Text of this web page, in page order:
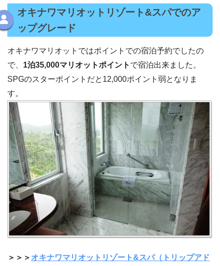
オキナワマリオットリゾート&スパでのア
ップグレード
オキナワマリオットではポイントでの宿泊予約でしたの
で、 1泊35,000マリオットポイント で宿泊出来ました。
SPGのスターポイントだと12,000ポイント弱となりま
す。
＞＞＞ オキナワマリオットリゾート&スパ（トリップアド